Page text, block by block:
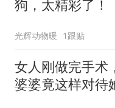
狗，太精彩了！
光辉动物暖 1跟贴
女人刚做完手术
婆婆竟这样对待